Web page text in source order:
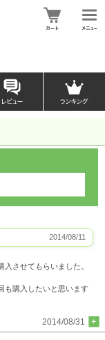
2014/08/11
させてもらいました。
も購入したいと思います
2014/08/31